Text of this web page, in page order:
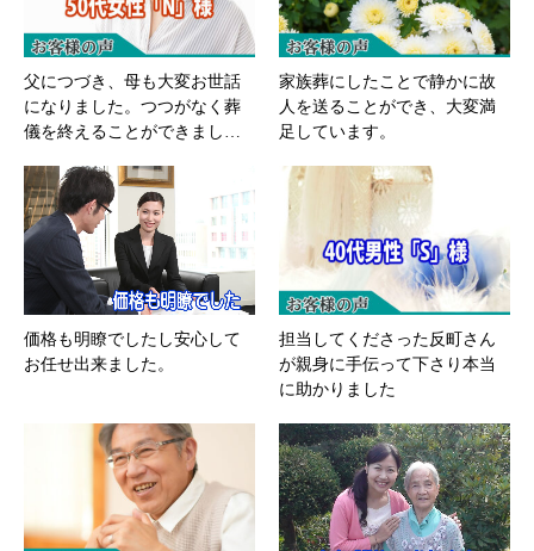
父につづき、母も大変お世話
になりました。つつがなく葬
儀を終えることができまし…
家族葬にしたことで静かに故
人を送ることができ、大変満
足しています。
価格も明瞭でしたし安心して
お任せ出来ました。
担当してくださった反町さん
が親身に手伝って下さり本当
に助かりました